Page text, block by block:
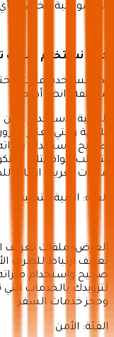
الخصوصية الخاصة بأي
كيف نستخدم ملفات
نحن نستخدم فئات
مختلفة (انظر أدناه)
إلزامية الاستخدام:
للغاية والتي تعتبر
صحيح واستخدام ميزاته
تتطلب موافقتك.
ملفات تعريف ارتباط
الفئة: البنية التحتية
الغرض: ملفات تعريف
تعريف ارتباط للطرف
صحيح واستخدام ميزاته
لتزويدك بالخدمات
وحجز خدمات السفر.
الفئة: الأمن